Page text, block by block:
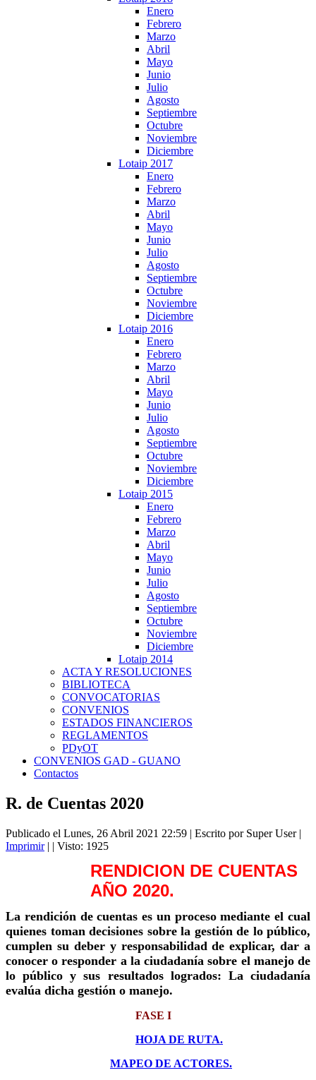
Enero
Febrero
Marzo
Abril
Mayo
Junio
Julio
Agosto
Septiembre
Octubre
Noviembre
Diciembre
Lotaip 2017
Enero
Febrero
Marzo
Abril
Mayo
Junio
Julio
Agosto
Septiembre
Octubre
Noviembre
Diciembre
Lotaip 2016
Enero
Febrero
Marzo
Abril
Mayo
Junio
Julio
Agosto
Septiembre
Octubre
Noviembre
Diciembre
Lotaip 2015
Enero
Febrero
Marzo
Abril
Mayo
Junio
Julio
Agosto
Septiembre
Octubre
Noviembre
Diciembre
Lotaip 2014
ACTA Y RESOLUCIONES
BIBLIOTECA
CONVOCATORIAS
CONVENIOS
ESTADOS FINANCIEROS
REGLAMENTOS
PDyOT
CONVENIOS GAD - GUANO
Contactos
R. de Cuentas 2020
Publicado el Lunes, 26 Abril 2021 22:59 | Escrito por Super User|
Imprimir| | Visto: 1925
RENDICION DE CUENTAS
AÑO 2020.
La rendición de cuentas es un proceso mediante el cual
quienes toman decisiones sobre la gestión de lo público,
cumplen su deber y responsabilidad de explicar, dar a
conocer o responder a la ciudadanía sobre el manejo de
lo público y sus resultados logrados: La ciudadanía
evalúa dicha gestión o manejo.
FASE I
HOJA DE RUTA.
MAPEO DE ACTORES.